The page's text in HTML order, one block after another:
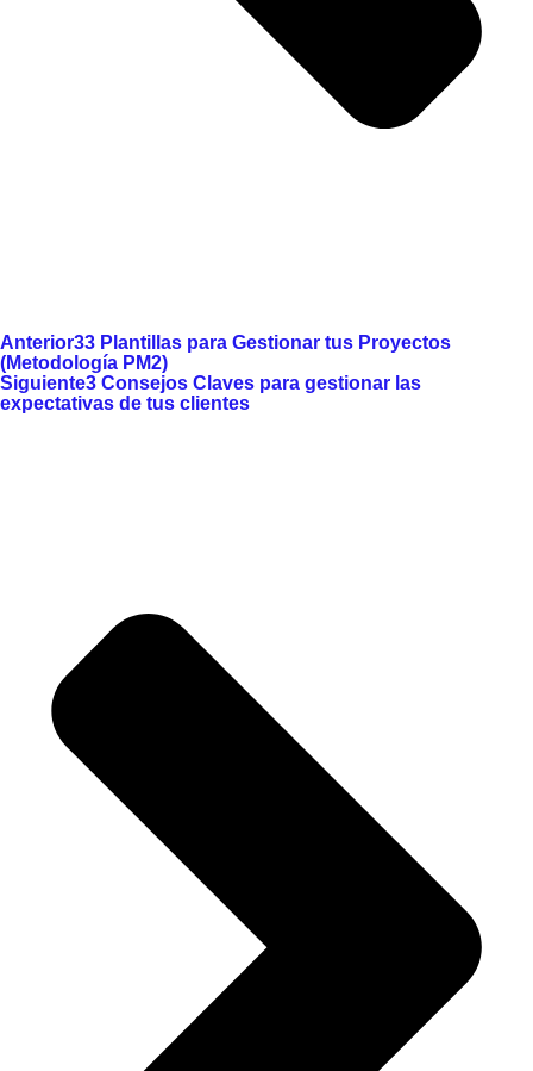
Anterior33 Plantillas para Gestionar tus Proyectos
(Metodología PM2)
Siguiente3 Consejos Claves para gestionar las
expectativas de tus clientes